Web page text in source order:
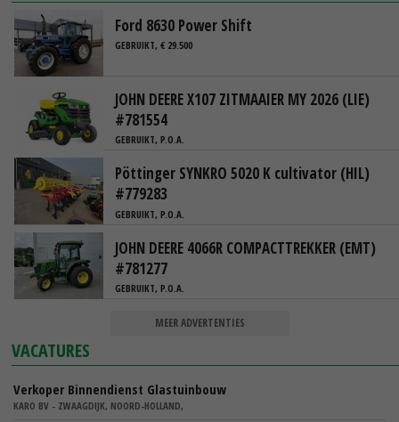
Ford 8630 Power Shift
GEBRUIKT, € 29.500
JOHN DEERE X107 ZITMAAIER MY 2026 (LIE)
#781554
GEBRUIKT, P.O.A.
Pöttinger SYNKRO 5020 K cultivator (HIL)
#779283
GEBRUIKT, P.O.A.
JOHN DEERE 4066R COMPACTTREKKER (EMT)
#781277
GEBRUIKT, P.O.A.
MEER ADVERTENTIES
VACATURES
Verkoper Binnendienst Glastuinbouw
KARO BV - ZWAAGDIJK, NOORD-HOLLAND,